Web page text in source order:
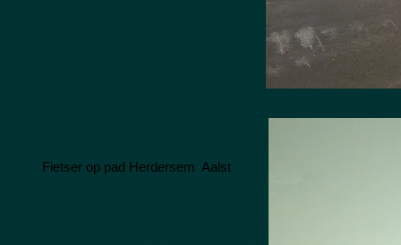
Fietser op pad Herdersem Aalst